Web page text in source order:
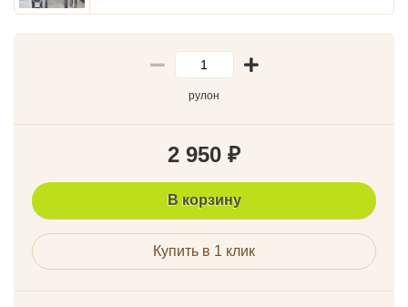
рулон
2 950 ₽
В корзину
Купить в 1 клик